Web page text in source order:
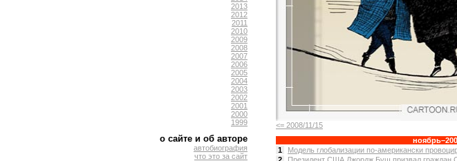
2013
2012
2011
2010
2009
2008
2007
2006
2005
2004
2003
2002
2001
2000
1999
о сайте и об авторе
автобиография
что это за сайт
<= 2008/11/15
1
Модель глобализации по-американски